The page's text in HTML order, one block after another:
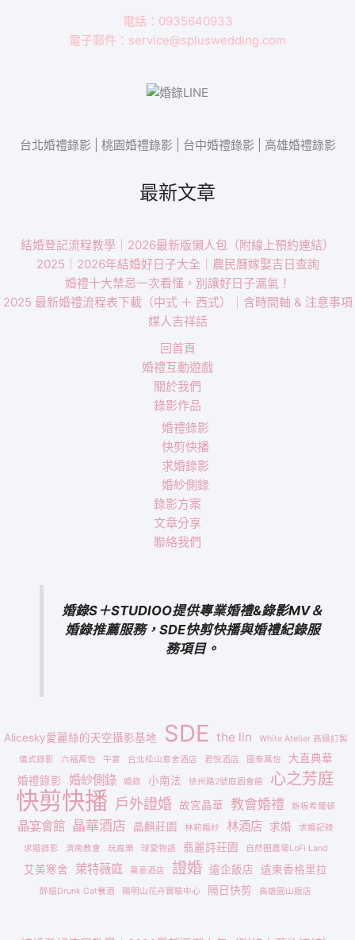
電話：0935640933
電子郵件：service@spluswedding.com
台北婚禮錄影 | 桃園婚禮錄影 | 台中婚禮錄影 | 高雄婚禮錄影
最新文章
結婚登記流程教學｜2026最新版懶人包（附線上預約連結）
2025｜2026年結婚好日子大全｜農民曆嫁娶吉日查詢
婚禮十大禁忌一次看懂，別讓好日子漏氣！
2025 最新婚禮流程表下載（中式 ＋ 西式）｜含時間軸 & 注意事項
媒人吉祥話
回首頁
婚禮互動遊戲
關於我們
錄影作品
婚禮錄影
快剪快播
求婚錄影
婚紗側錄
錄影方案
文章分享
聯絡我們
婚錄S＋STUDIOO提供專業婚禮&錄影MV＆
婚錄推薦服務，SDE快剪快播與婚禮紀錄服
務項目。
Alicesky愛麗絲的天空攝影基地 SDE the lin
White Atelier 高級訂製
儀式錄影
六福萬怡 午宴 台北松山意舍酒店 君悅酒店 國泰萬怡
大直典華
婚禮錄影
婚紗側錄 婚錄 小南法 徐州路2號庭園會館 心之芳庭
快剪快播 戶外證婚 故宮晶華 教會婚禮 新板希爾頓
晶宴會館 晶華酒店 晶麒莊園 林莉婚紗 林酒店 求婚
求婚記錄
求婚錄影
濟南教會 玩瘋樂 球愛物語 翡麗詩莊園 自然圈農場LoFi Land
艾美寒舍 萊特薇庭 萬豪酒店 證婚 遠企飯店 遠東香格里拉
醉貓Drunk Cat餐酒 陽明山花卉實驗中心 隔日快剪 高雄圓山飯店